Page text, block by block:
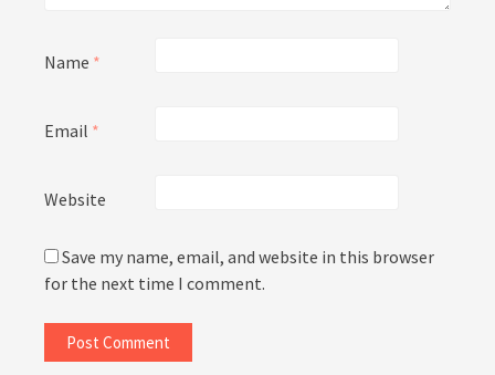
Name *
Email *
Website
Save my name, email, and website in this browser
for the next time I comment.